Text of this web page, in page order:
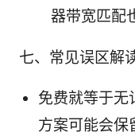
器带宽匹配
七、常见误区解
免费就等于无
方案可能会保